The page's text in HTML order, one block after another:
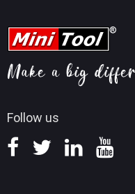
Follow us
Tipps für Videokonvertierung
Tipps für Bildschirmaufnahmen
Wissensdatenbank
Hilfe